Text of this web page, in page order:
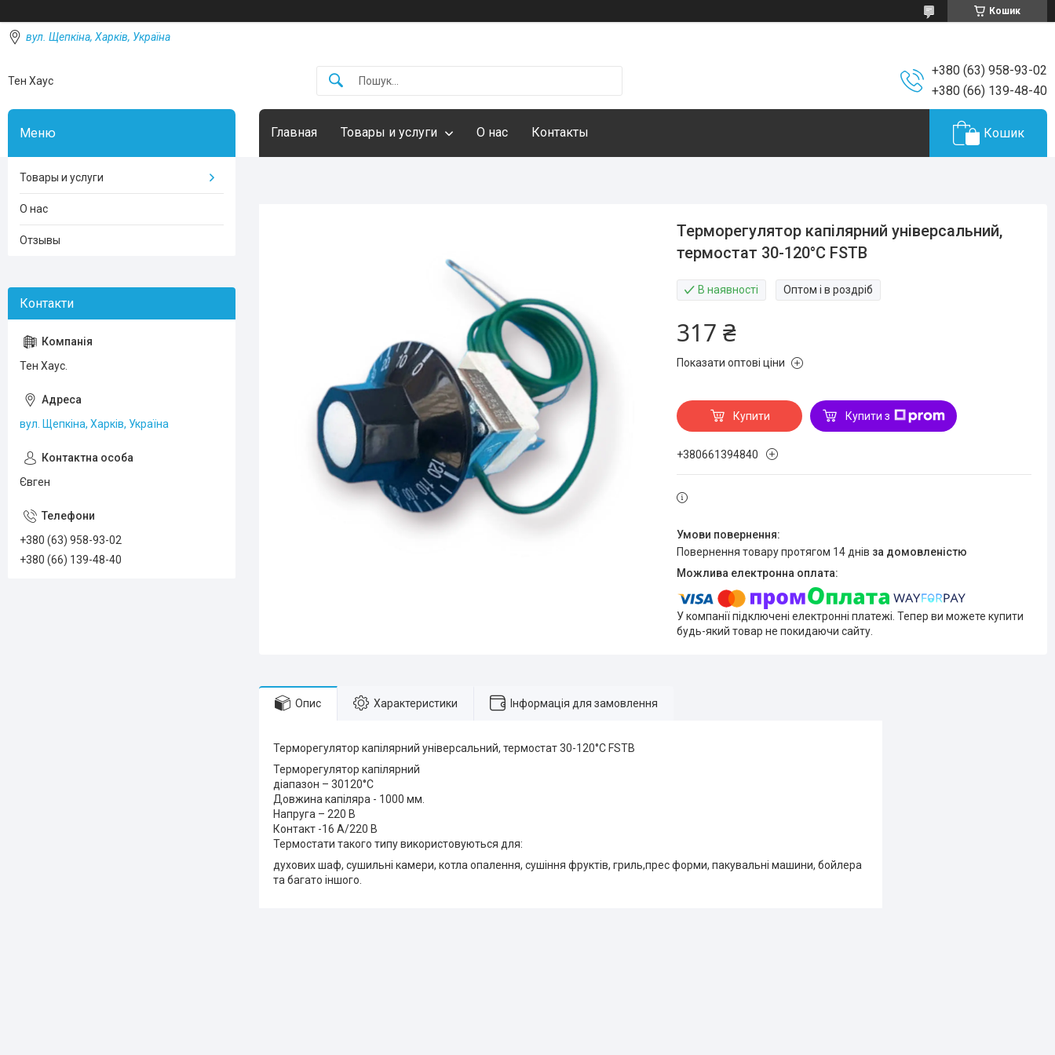
Кошик
вул. Щепкіна, Харків, Україна
Тен Хаус
+380 (63) 958-93-02
+380 (66) 139-48-40
Главная Товары и услуги О нас Контакты Кошик
Терморегулятор капілярний універсальний,
термостат 30-120°C FSTB
В наявності Оптом і в роздріб
317 ₴
Показати оптові ціни
Купити Купити з
+380661394840
повернення товару протягом 14 днів за домовленістю
У компанії підключені електронні платежі. Тепер ви можете купити
будь-який товар не покидаючи сайту.
Опис Характеристики Інформація для замовлення
Терморегулятор капілярний універсальний, термостат 30-120°C FSTB
Терморегулятор капілярний
діапазон – 30120°C
Довжина капіляра - 1000 мм.
Напруга – 220 В
Контакт -16 А/220 В
Термостати такого типу використовуються для:
духових шаф, сушильні камери, котла опалення, сушіння фруктів, гриль,прес форми, пакувальні машини, бойлера
та багато іншого.
Товары и услуги
О нас
Отзывы
Тен Хаус.
вул. Щепкіна, Харків, Україна
Євген
+380 (63) 958-93-02
+380 (66) 139-48-40